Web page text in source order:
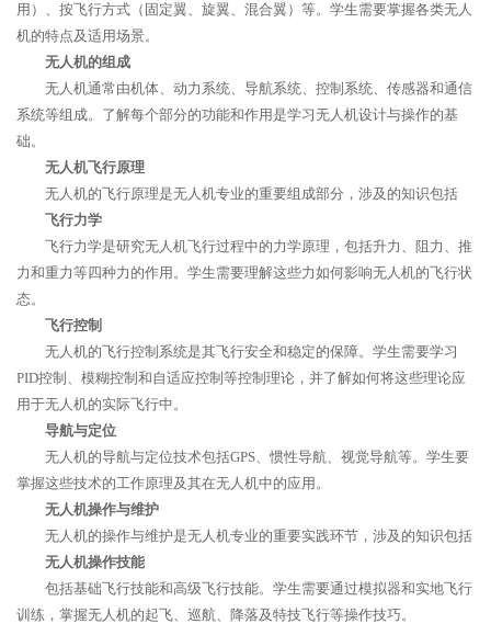
用）、按飞行方式（固定翼、旋翼、混合翼）等。学生需要掌握各类无人
机的特点及适用场景。
无人机的组成
无人机通常由机体、动力系统、导航系统、控制系统、传感器和通信
系统等组成。了解每个部分的功能和作用是学习无人机设计与操作的基
础。
无人机飞行原理
无人机的飞行原理是无人机专业的重要组成部分，涉及的知识包括
飞行力学
飞行力学是研究无人机飞行过程中的力学原理，包括升力、阻力、推
力和重力等四种力的作用。学生需要理解这些力如何影响无人机的飞行状
态。
飞行控制
无人机的飞行控制系统是其飞行安全和稳定的保障。学生需要学习
PID控制、模糊控制和自适应控制等控制理论，并了解如何将这些理论应
用于无人机的实际飞行中。
导航与定位
无人机的导航与定位技术包括GPS、惯性导航、视觉导航等。学生要
掌握这些技术的工作原理及其在无人机中的应用。
无人机操作与维护
无人机的操作与维护是无人机专业的重要实践环节，涉及的知识包括
无人机操作技能
包括基础飞行技能和高级飞行技能。学生需要通过模拟器和实地飞行
训练，掌握无人机的起飞、巡航、降落及特技飞行等操作技巧。